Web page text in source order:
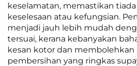
keselamatan, memastikan
keselesaan atau kefungsian.
menjadi jauh lebih mudah
tersuai, kerana kebanyakan
kesan kotor dan membolehkan
pembersihan yang ringkas